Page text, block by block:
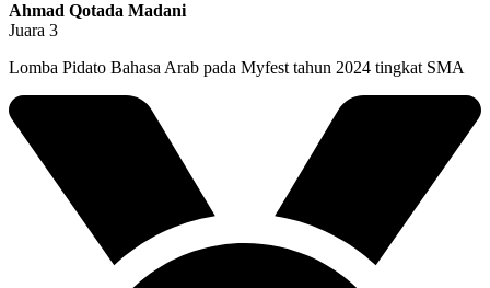
Ahmad Qotada Madani
Juara 3
Lomba Pidato Bahasa Arab pada Myfest tahun 2024 tingkat SMA